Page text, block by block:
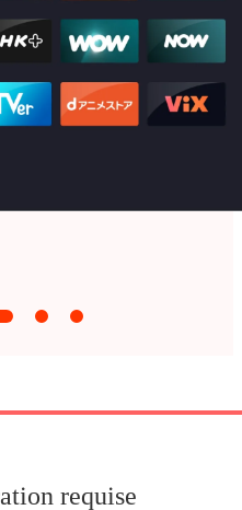
requise